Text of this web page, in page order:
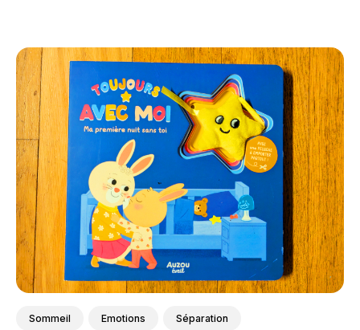
Sommeil Emotions Séparation